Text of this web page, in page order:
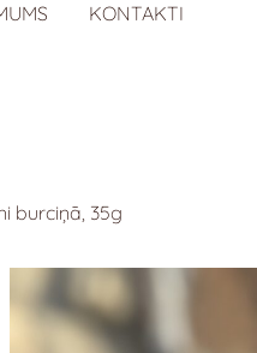
KONTAKTI
burciņā, 35g